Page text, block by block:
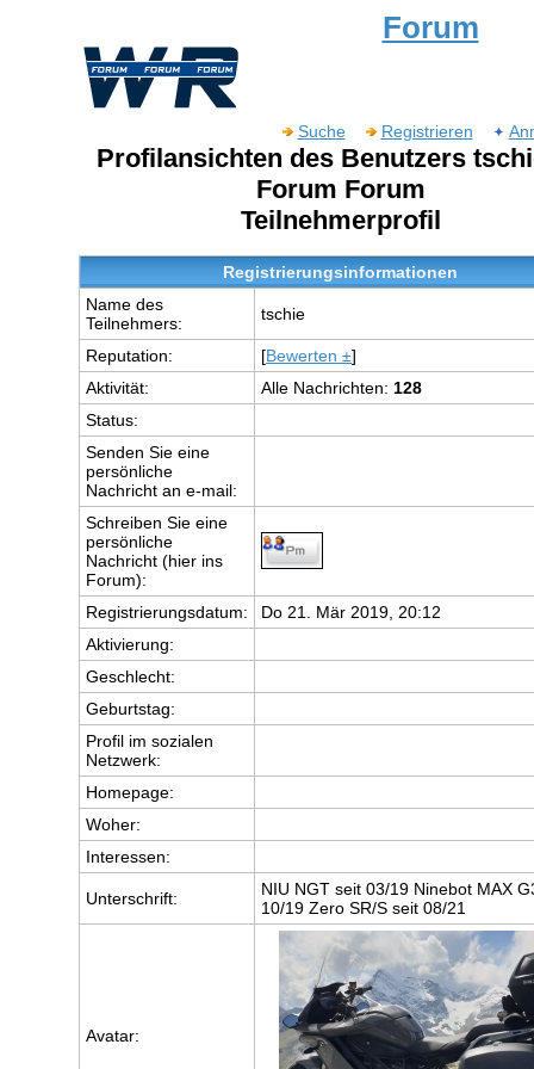
Forum
Suche Registrieren
Profilansichten des Benutzers
Forum Forum
Teilnehmerprofil
Registrierungsinformationen
Name des
Teilnehmers:
tschie
Reputation: [Bewerten ±]
Aktivität:
Alle Nachrichten: 128
Status:
Senden Sie eine
persönliche
Nachricht an e-mail:
Schreiben Sie eine
persönliche
Nachricht (hier ins
Forum):
Registrierungsdatum:
Do 21. Mär 2019, 20:12
Aktivierung:
Geschlecht:
Geburtstag:
Profil im sozialen
Netzwerk:
Homepage:
Woher:
Interessen:
Unterschrift:
NIU NGT seit 03/19 Ninebot MAX
10/19 Zero SR/S seit 08/21
Avatar: